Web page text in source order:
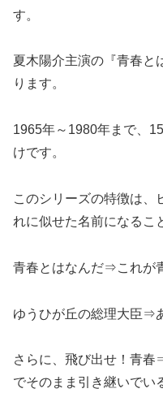
す。
夏木陽介主演の『青春と
ります。
1965年～1980年まで、
けです。
このシリーズの特徴は、
れに似せた名前になるこ
青春とはなんだ⇒これが
ゆうひが丘の総理大臣⇒
さらに、飛び出せ！青
でそのまま引き継いでい